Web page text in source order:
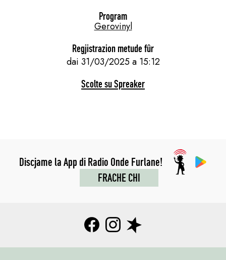
Program
Gerovinyl
Regjistrazion metude fûr
dai 31/03/2025 a 15:12
Scolte su Spreaker
Discjame la App di Radio Onde Furlane!
FRACHE CHI